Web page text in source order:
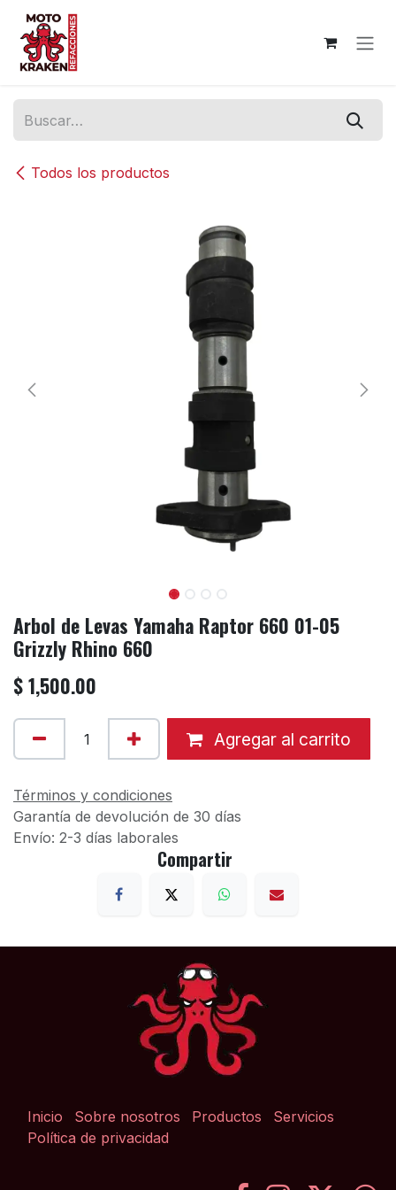
Ir al contenido
Todos los productos
Arbol de Levas Yamaha Raptor 660 01-05
Grizzly Rhino 660
$1,500.00
Agregar al carrito
Términos y condiciones
Garantía de devolución de 30 días
Envío: 2-3 días laborales
Compartir
Inicio Sobre nosotros Productos
Servicios
Política de privacidad